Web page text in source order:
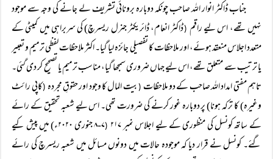
جناب ڈاکٹر انوار اللہ صاحب چونکہ دوبارہ برونائی تشریف لے جانے کی وجہ سے موجود
نہیں تھے، اس لیے راقم (ڈاکٹر انعام، ڈائریکٹر جنرل ریسرچ) کی سربراہی میں کمیٹی کے
متعدد اجلاس منعقد ہوئے، اور ملاحظات کا تفصیلی جائزہ لیا گیا۔ اکثر ملاحظات لفظی ترمیم و تعبیر
یا ترتیب سے متعلق تھے، اس لیے جہاں ضروری سمجھا گیا، مناسب ترمیم یا تصحیح کر دی گئی۔
تاہم مفتی امداد اللہ صاحب کے دو ملاحظات ( بیت المال کا وجود اور حقوقِ مجردہ (کاپی رائٹ
وغیرہ) کا ترکہ ہونا) پر دوبارہ غور کرنے کی ضرورت تھی۔ اس لیے شعبہ تحقیق کے رائے
کے ساتھ کونسل کی منظوری کے لیے اجلاس نمبر ۲۱۷
(
۷-۸ جنوری ۲۰۲۰ء) میں پیش کیے
گئے۔ کونسل نے قرار دیا کہ موجودہ حالات میں دونوں مسائل میں شعبہ ریسرچ کی رائے